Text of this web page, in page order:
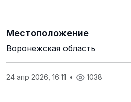
Местоположение
Воронежская область
24 апр 2026, 16:11 • 1038